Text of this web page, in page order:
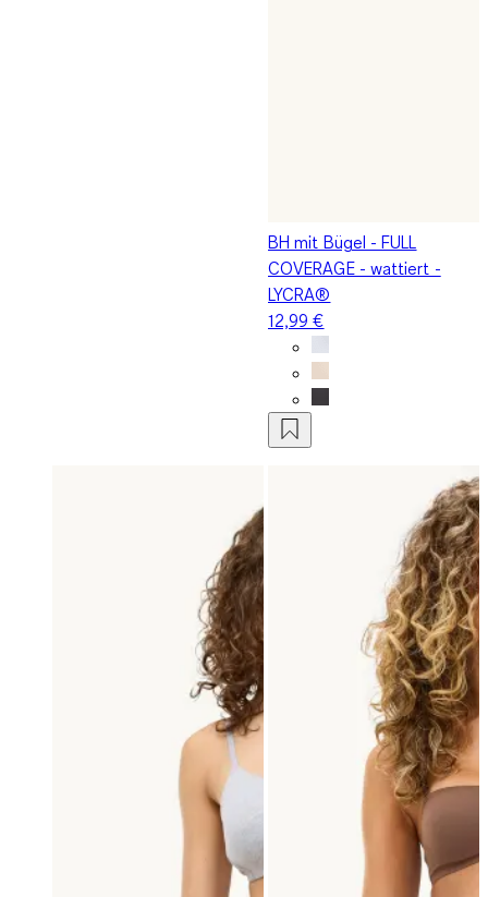
BH mit Bügel - FULL
COVERAGE - wattiert -
LYCRA®
12,99 €